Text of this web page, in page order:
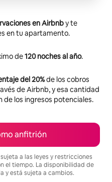
en Airbnby te
en tu apartamento.
de120 noches al año.
del 20%de los cobros
de Airbnb, y esa cantidad
de los ingresos potenciales.
anfitrión
a las leyes y restricciones
el tiempo. La disponibilidad de
y está sujeta a cambios.